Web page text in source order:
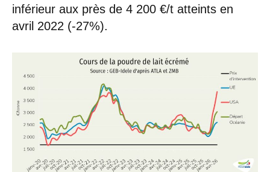
inférieur aux près de 4 200 €/t atteints en
avril 2022 (-27%).